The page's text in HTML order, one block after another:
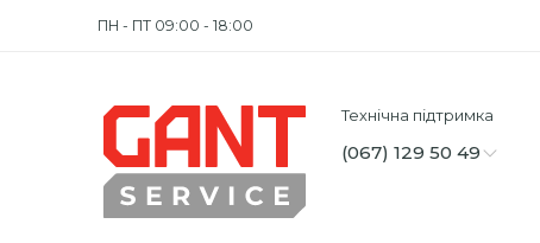
ПН - ПТ 09:00 - 18:00
Технічна підтримка
(067) 129 50 49